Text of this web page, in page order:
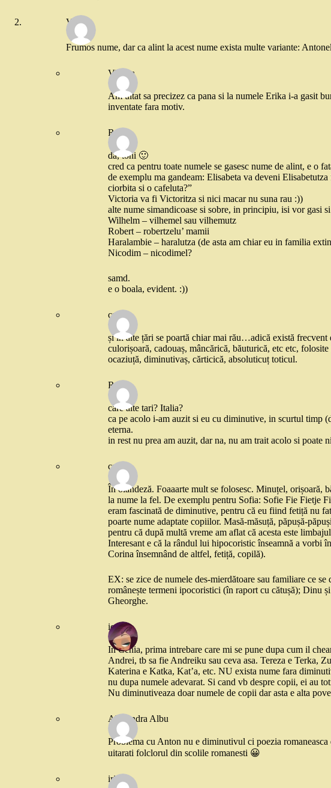
Violeta
Frumos nume, dar ca alint la acest nume exista multe variante:
Violeta
Am uitat sa precizez ca pana si la numele Erika i-a gasit
inventate fara motiv.
Robo
da, toni 🙂
cred ca pentru toate numele se gasesc nume de alint, e o
de exemplu ma gandeam: Elisabeta va deveni
ciorbita si o cafeluta?”
Victoria va fi Victoritza si nici macar nu suna rau :))
alte nume simandicoase si sobre, in principiu, isi vor gasi
Wilhelm – vilhemel sau vilhemutz
Robert – robertzelu’ mamii
Haralambie – haralutza (de asta am chiar eu in familia
Nicodim – nicodimel?
samd.
e o boala, evident. :))
catgal
și în alte țări se poartă chiar mai rău…adică există
culorișoară, cadouaș, mâncărică, băuturică, etc etc,
ocaziuță, diminutivaș, cărticică, absoluticuț toticul.
Robo
care alte tari? Italia?
ca pe acolo i-am auzit si eu cu diminutive, in scurtul timp
eterna.
in rest nu prea am auzit, dar na, nu am trait acolo si poate
catgal
În olandeză. Foaaarte mult se folosesc. Minuțel, orișoară,
la nume la fel. De exemplu pentru Sofia: Sofie Fie Fietje
eram fascinată de diminutive, pentru că eu fiind fetiță nu
poarte nume adaptate copiilor. Masă-măsuță, păpușă-
pentru că după multă vreme am aflat că acesta este
Interesant e că la rândul lui hipocoristic înseamnă a vorbi
Corina însemnând de altfel, fetiță, copilă).
EX: se zice de numele des-mierdătoare sau familiare ce
românește termeni ipocoristici (în raport cu cătușă); Dinu
Gheorghe.
ioana
In Cehia, prima intrebare care mi se pune dupa cum il
Andrei, tb sa fie Andreiku sau ceva asa. Tereza e Terka,
Katerina e Katka, Kat’a, etc. NU exista nume fara
nu dupa numele adevarat. Si cand vb despre copii, ei au
Nu diminutiveaza doar numele de copii dar asta e alta
Alexandra Albu
Problema cu Anton nu e diminutivul ci poezia
uitarati folclorul din scolile romanesti 😀
irina